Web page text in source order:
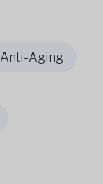
Anti-Aging